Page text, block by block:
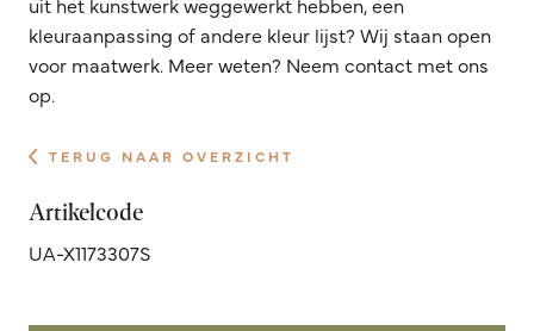
kleuraanpassing of andere kleur lijst? Wij staan open
voor maatwerk. Meer weten? Neem contact met ons
op.
TERUG NAAR OVERZICHT
Artikelcode
UA-X1173307S